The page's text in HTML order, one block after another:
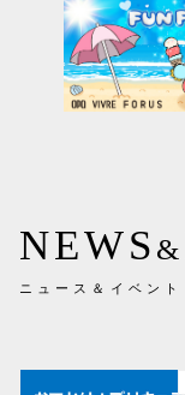
NEWS &
ニュース＆イベント